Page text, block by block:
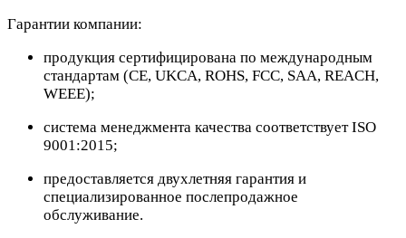
Гарантии компании:
продукция сертифицирована по международным
стандартам (CE, UKCA, ROHS, FCC, SAA, REACH,
WEEE);
система менеджмента качества соответствует ISO
9001:2015;
предоставляется двухлетняя гарантия и
специализированное послепродажное
обслуживание.